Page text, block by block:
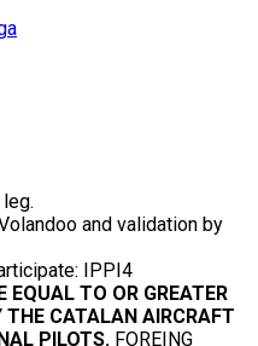
and validation by
IPPI4
EQUAL TO OR GREATER
CATALAN AIRCRAFT
PILOTS. FOREING